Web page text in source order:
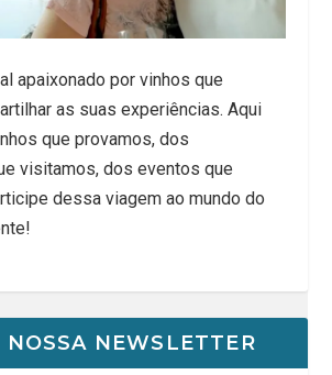
apaixonado por vinhos que
as suas experiências. Aqui
que provamos, dos
visitamos, dos eventos que
dessa viagem ao mundo do
NOSSA NEWSLETTER